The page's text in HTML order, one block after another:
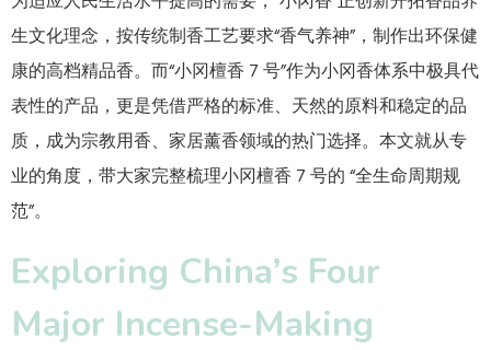
生文化理念，按传统制香工艺要求“香气养神”，制作出环保健
康的高档精品香。而“小冈檀香 7 号”作为小冈香体系中极具代
表性的产品，更是凭借严格的标准、天然的原料和稳定的品
质，成为宗教用香、家居薰香领域的热门选择。本文就从专
业的角度，带大家完整梳理小冈檀香 7 号的 “全生命周期规
范”。
Exploring China’s Four
Major Incense-Making